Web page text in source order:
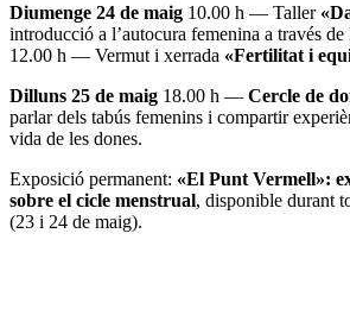
Diumenge 24 de maig 10.00 h — Taller
introducció a l’autocura femenina a través de
12.00 h — Vermut i xerrada «Fertilitat i
Dilluns 25 de maig 18.00 h — Cercle de
parlar dels tabús femenins i compartir
vida de les dones.
Exposició permanent: «El Punt Vermell»:
sobre el cicle menstrual, disponible durant
(23 i 24 de maig).